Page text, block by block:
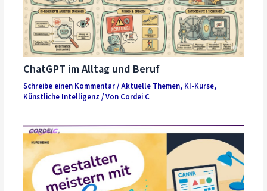
ChatGPT im Alltag und Beruf
Schreibe einen Kommentar/Aktuelle Themen, KI-Kurse,
Künstliche Intelligenz / Von Cordei C